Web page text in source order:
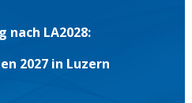
nach LA2028:
2027 in Luzern